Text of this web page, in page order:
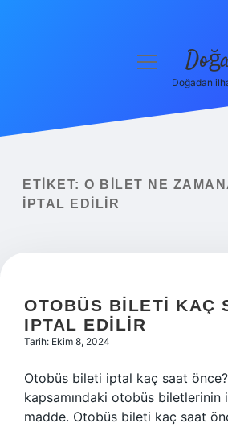
Yasal Uyarı
menüyü
Doğadan
ETIKET: O BILET NE
IPTAL EDILIR
OTOBÜS BILETI KAÇ
IPTAL EDILIR
Tarih: Ekim 8, 2024
Otobüs bileti iptal kaç saat
kapsamındaki otobüs biletlerinin
madde. Otobüs bileti kaç saat